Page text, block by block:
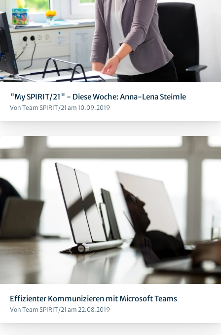
"My SPIRIT/21" - Diese Woche: Anna-Lena Steimle
Von Team SPIRIT/21 am 10.09.2019
Effizienter Kommunizieren mit Microsoft Teams
Von Team SPIRIT/21 am 22.08.2019